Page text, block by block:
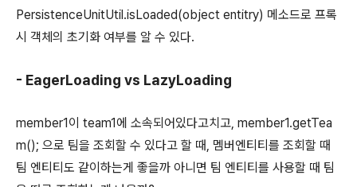
PersistenceUnitUtil.isLoaded(object entitry) 메소드로 프록
시 객체의 초기화 여부를 알 수 있다.
- EagerLoading vs LazyLoading
member1이 team1에 소속되어있다고치고, member1.getTea
m(); 으로 팀을 조회할 수 있다고 할 때, 멤버엔티티를 조회할 때
팀 엔티티도 같이하는게 좋을까 아니면 팀 엔티티를 사용할 때 팀